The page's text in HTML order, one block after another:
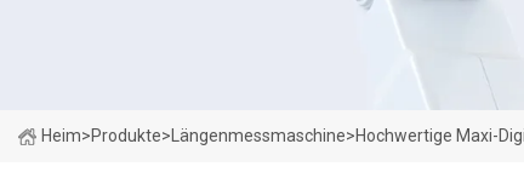
Heim>Produkte> Längenmessmaschine>Hochwertige Maxi-